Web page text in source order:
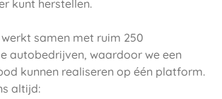
kunt herstellen.
samen met ruim 250
autobedrijven, waardoor we een
kunnen realiseren op één platform.
altijd: